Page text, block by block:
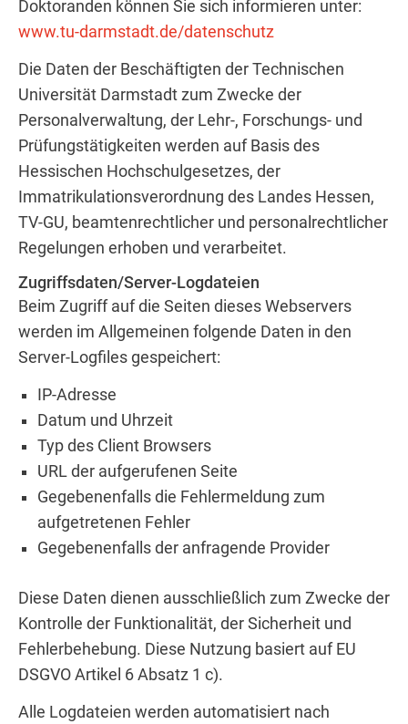
Doktoranden können Sie sich informieren unter:
www.tu-darmstadt.de/datenschutz
Die Daten der Beschäftigten der Technischen
Universität Darmstadt zum Zwecke der
Personalverwaltung, der Lehr-, Forschungs- und
Prüfungstätigkeiten werden auf Basis des
Hessischen Hochschulgesetzes, der
Immatrikulationsverordnung des Landes Hessen,
TV-GU, beamtenrechtlicher und personalrechtlicher
Regelungen erhoben und verarbeitet.
Zugriffsdaten/Server-Logdateien
Beim Zugriff auf die Seiten dieses Webservers
werden im Allgemeinen folgende Daten in den
Server-Logfiles gespeichert:
IP-Adresse
Datum und Uhrzeit
Typ des Client Browsers
URL der aufgerufenen Seite
Gegebenenfalls die Fehlermeldung zum
aufgetretenen Fehler
Gegebenenfalls der anfragende Provider
Diese Daten dienen ausschließlich zum Zwecke der
Kontrolle der Funktionalität, der Sicherheit und
Fehlerbehebung. Diese Nutzung basiert auf EU
DSGVO Artikel 6 Absatz 1 c).
Alle Logdateien werden automatisiert nach